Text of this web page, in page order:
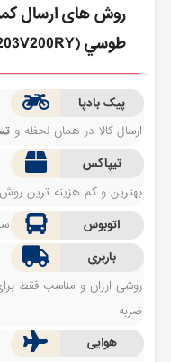
روش های ارسال
طوسي (888203V200RY) هیوندای برای مشتری
پیک بادپا
ارسال کالا در همان لحظه و
تیپاکس
بهترین و کم هزینه ترین
اتوبوس
باربری
روشی ارزان و مناسب فقط
ضربه
هوایی